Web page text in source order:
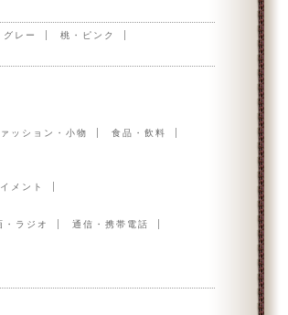
グレー
桃・ピンク
ッション・小物
食品・飲料
メント
・ラジオ
通信・携帯電話